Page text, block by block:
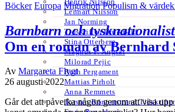
Lennart Nilsson
Jan Norming
Tidskriften Ord&Bild
Stina Otterberg
Magnus P. Ängsal
Milorad Pejic
Ruth Pergament
Mattias Pirholt
Anna Remmets
Torsten Rönnerstrand
Böcker Europa Migration Populism &
Barnbarn och tysknationalist
Om en roman av Bernhard
Av Margareta Flygt
26 augusti 2022
Går det att påverka någon genom att visa